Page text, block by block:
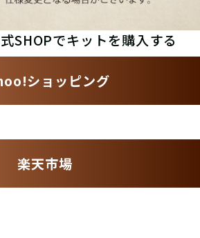
SHOPでキットを購入する
ショッピング
楽天市場